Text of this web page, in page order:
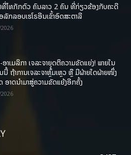
ທີ່ໄທກັກຕົວ ຄົນລາວ 2 ຄົນ ທີ່ກ່ຽວຂ້ອງກັບຄະດີ
ລັກລອບເຮໂຣອີນເຂົ້າອົດສະຕາລີ
າເມລິກາ ເຈລະຈາຍຸດຕິຄວາມຂັດແຍ່ງ! ພາຍໃນ
ນີ້ ຖ້າການເຈລະຈາຫຼົ້ມເຫຼວ ຫຼື ມີຝ່າຍໃດຝ່າຍໜຶ່ງ
ອາດນໍາມາສູ່ຄວາມຂັດແຍ້ງອີກຄັ້ງ